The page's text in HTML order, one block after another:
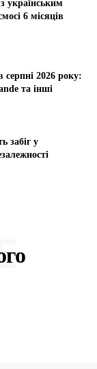
українським
6 місяців
серпні 2026 року:
та інші
забіг у